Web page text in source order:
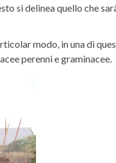
si delinea quello che
modo, in una di
perenni e graminacee.